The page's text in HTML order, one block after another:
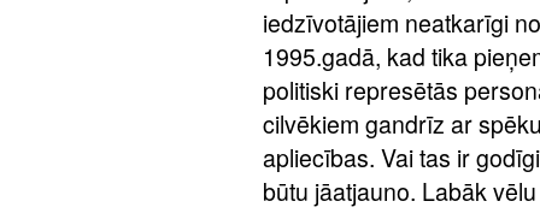
iedzīvotājiem neatkarīgi
1995.gadā, kad tika
politiski represētās
cilvēkiem gandrīz ar
apliecības. Vai tas ir
būtu jāatjauno. Labāk